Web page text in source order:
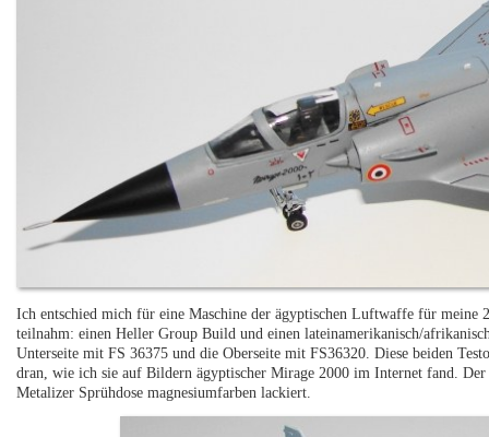
Ich entschied mich für eine Maschine der ägyptischen Luftwaffe für meine
teilnahm: einen Heller Group Build und einen lateinamerikanisch/
Unterseite mit FS 36375 und die Oberseite mit FS36320. Diese beiden
dran, wie ich sie auf Bildern ägyptischer Mirage 2000 im Internet fand.
Metalizer Sprühdose magnesiumfarben lackiert.